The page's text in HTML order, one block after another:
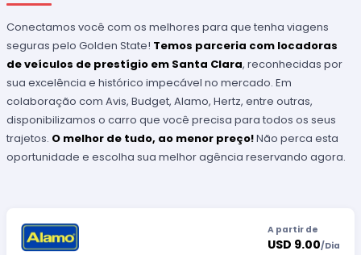
Conectamos você com os melhores para que tenha viagens
seguras pelo Golden State! Temos parceria com locadoras
de veículos de prestígio em Santa Clara, reconhecidas por
sua excelência e histórico impecável no mercado. Em
colaboração com Avis, Budget, Alamo, Hertz, entre outras,
disponibilizamos o carro que você precisa para todos os seus
trajetos. O melhor de tudo, ao menor preço!Não perca esta
oportunidade e escolha sua melhor agência reservando agora.
A partir de
USD 9.00/Dia